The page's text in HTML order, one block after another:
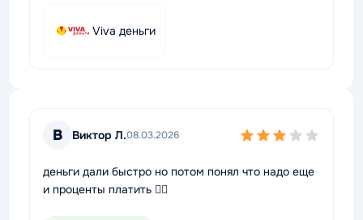
Viva деньги
В Виктор Л.08.03.2026
деньги дали быстро но потом понял что надо еще
и проценты платить 🤦‍♂️